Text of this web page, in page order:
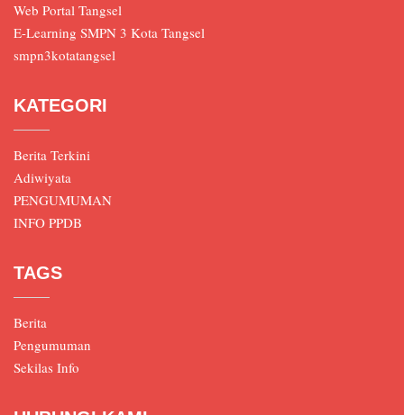
Web Portal Tangsel
E-Learning SMPN 3 Kota Tangsel
smpn3kotatangsel
KATEGORI
Berita Terkini
Adiwiyata
PENGUMUMAN
INFO PPDB
TAGS
Berita
Pengumuman
Sekilas Info